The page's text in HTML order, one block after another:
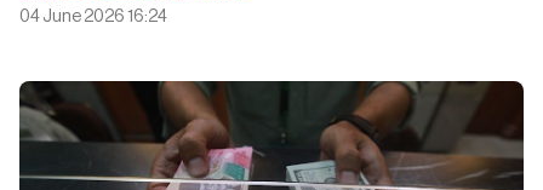
04 June 2026 16:24